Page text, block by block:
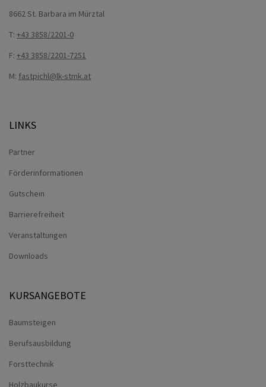
8662 St. Barbara im Mürztal
T: +43 3858/2201-0
F: +43 3858/2201-7251
M: fastpichl@lk-stmk.at
LINKS
Partner
Förderinformationen
Gutschein
Barrierefreiheit
Veranstaltungen
Downloads
KURSANGEBOTE
Baumsteigen
Berufsausbildung
Forsttechnik
Holzbaukurse